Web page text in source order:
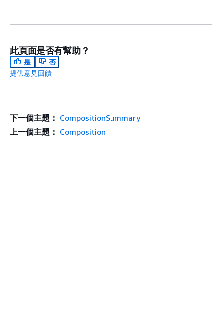
此頁面是否有幫助？
是
否
提供意見回饋
下一個主題： CompositionSummary
上一個主題： Composition